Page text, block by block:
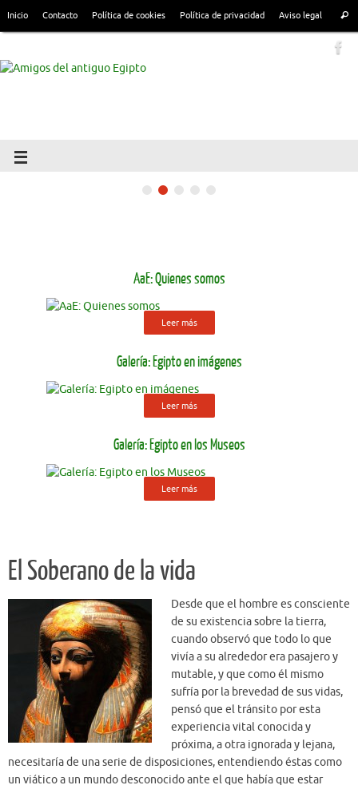
Inicio Contacto Política de cookies Política de privacidad Aviso legal
AaE: Quienes somos
Leer más
Galería: Egipto en imágenes
Leer más
Galería: Egipto en los Museos
Leer más
El Soberano de la vida
Desde que el hombre es consciente
de su existencia sobre la tierra,
cuando observó que todo lo que
vivía a su alrededor era pasajero y
mutable, y que como él mismo
sufría por la brevedad de sus vidas,
pensó que el tránsito por esta
experiencia vital conocida y
próxima, a otra ignorada y lejana,
necesitaría de una serie de disposiciones, entendiendo éstas como
un viático a un mundo desconocido ante el que había que estar